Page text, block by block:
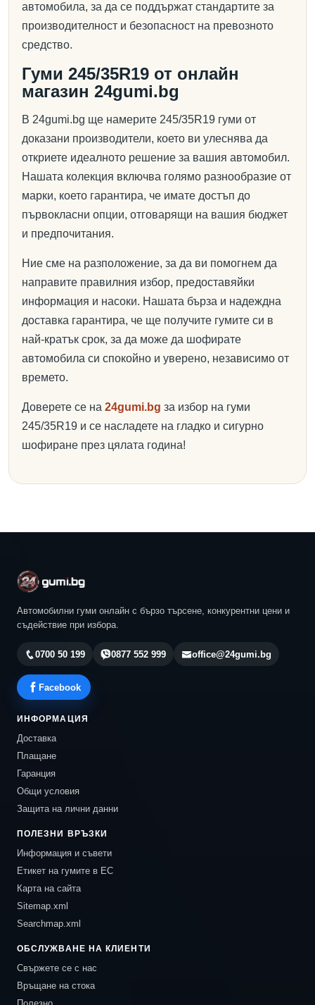
автомобила, за да се поддържат стандартите за
производителност и безопасност на превозното
средство.
Гуми 245/35R19 от онлайн
магазин 24gumi.bg
В 24gumi.bg ще намерите 245/35R19 гуми от
доказани производители, което ви улеснява да
откриете идеалното решение за вашия автомобил.
Нашата колекция включва голямо разнообразие от
марки, което гарантира, че имате достъп до
първокласни опции, отговарящи на вашия бюджет
и предпочитания.
Ние сме на разположение, за да ви помогнем да
направите правилния избор, предоставяйки
информация и насоки. Нашата бърза и надеждна
доставка гарантира, че ще получите гумите си в
най-кратък срок, за да може да шофирате
автомобила си спокойно и уверено, независимо от
времето.
Доверете се на 24gumi.bg за избор на гуми
245/35R19 и се насладете на гладко и сигурно
шофиране през цялата година!
Автомобилни гуми онлайн с бързо търсене, конкурентни цени и
съдействие при избора.
0700 50 199 0877 552 999 office@24gumi.bg
Facebook
ИНФОРМАЦИЯ
Доставка
Плащане
Гаранция
Общи условия
Защита на лични данни
ПОЛЕЗНИ ВРЪЗКИ
Информация и съвети
Етикет на гумите в ЕС
Карта на сайта
Sitemap.xml
Searchmap.xml
ОБСЛУЖВАНЕ НА КЛИЕНТИ
Свържете се с нас
Връщане на стока